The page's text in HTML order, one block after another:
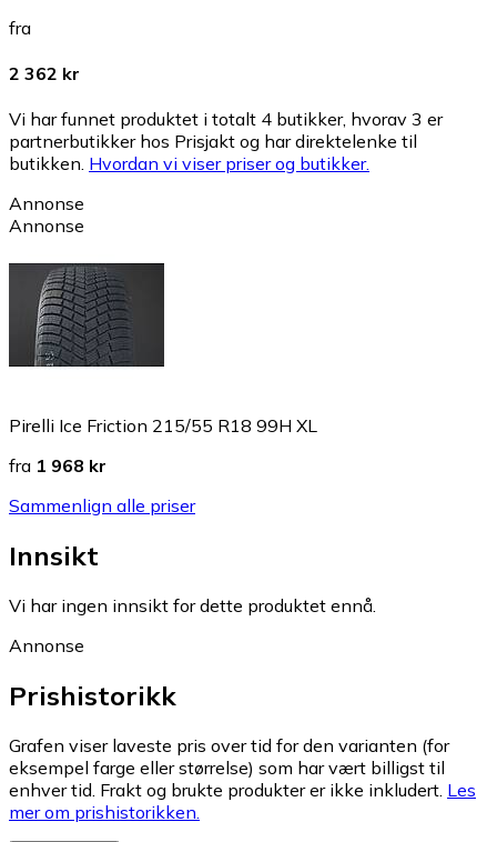
fra
2 362 kr
Vi har funnet produktet i totalt 4 butikker, hvorav 3 er
partnerbutikker hos Prisjakt og har direktelenke til
butikken. Hvordan vi viser priser og butikker.
Annonse
Annonse
Pirelli Ice Friction 215/55 R18 99H XL
fra 1 968 kr
Sammenlign alle priser
Innsikt
Vi har ingen innsikt for dette produktet ennå.
Annonse
Prishistorikk
Grafen viser laveste pris over tid for den varianten (for
eksempel farge eller størrelse) som har vært billigst til
enhver tid. Frakt og brukte produkter er ikke inkludert. Les
mer om prishistorikken.